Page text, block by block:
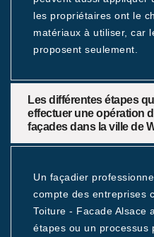
les propriétaires ont le
matériaux à utiliser, car
proposent seulement.
Les différentes étapes
effectuer une opération
façades dans la ville de
Un façadier
compte des entreprises
Toiture - Facade Alsace
étapes ou un processus